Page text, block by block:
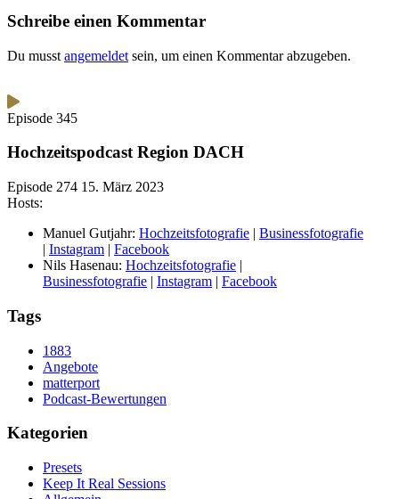
Schreibe einen Kommentar
Du musst angemeldet sein, um einen Kommentar abzugeben.
Episode 345
Hochzeitspodcast Region DACH
Episode 274 15. März 2023
Hosts:
Manuel Gutjahr: Hochzeitsfotografie | Businessfotografie
| Instagram | Facebook
Nils Hasenau: Hochzeitsfotografie |
Businessfotografie | Instagram | Facebook
Tags
1883
Angebote
matterport
Podcast-Bewertungen
Kategorien
Presets
Keep It Real Sessions